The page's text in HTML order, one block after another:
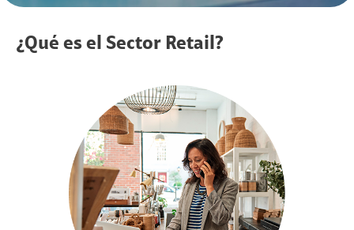
¿Qué es el Sector Retail?